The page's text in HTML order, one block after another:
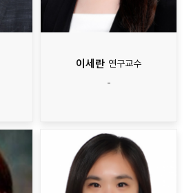
이세란 연구교수
-